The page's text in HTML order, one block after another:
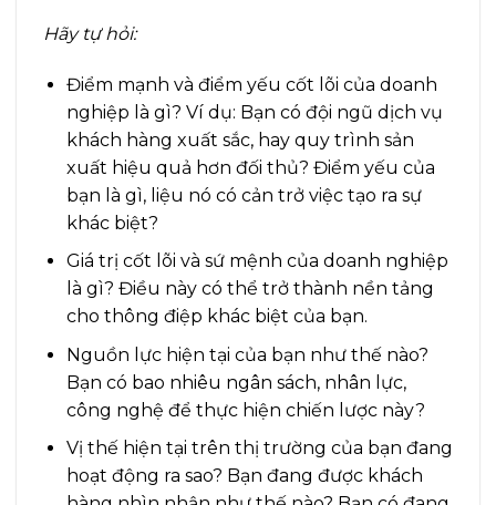
Hãy tự hỏi:
Điểm mạnh và điểm yếu cốt lõi của doanh
nghiệp là gì? Ví dụ: Bạn có đội ngũ dịch vụ
khách hàng xuất sắc, hay quy trình sản
xuất hiệu quả hơn đối thủ? Điểm yếu của
bạn là gì, liệu nó có cản trở việc tạo ra sự
khác biệt?
Giá trị cốt lõi và sứ mệnh của doanh nghiệp
là gì? Điều này có thể trở thành nền tảng
cho thông điệp khác biệt của bạn.
Nguồn lực hiện tại của bạn như thế nào?
Bạn có bao nhiêu ngân sách, nhân lực,
công nghệ để thực hiện chiến lược này?
Vị thế hiện tại trên thị trường của bạn đang
hoạt động ra sao? Bạn đang được khách